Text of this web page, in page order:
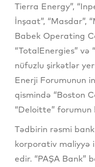
Tierra Energy”,
İnşaat”, “Masdar”,
Babek Operating
“TotalEnergies” və
nüfuzlu şirkətlər yer
Enerji Forumunun
qismində “Boston
“Deloitte” forumun
Tədbirin rəsmi
korporativ maliyyə
edir. “PAŞA Bank”